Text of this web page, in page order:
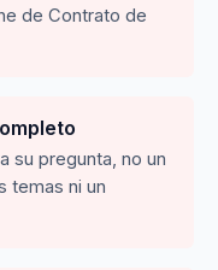
de Contrato de
su pregunta, no un
temas ni un